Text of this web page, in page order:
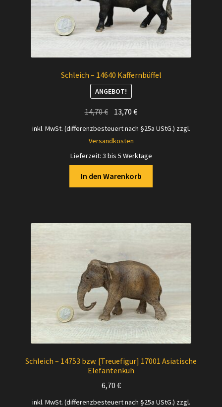
Schleich – 14640 Kaffernbüffel
ANGEBOT!
14,70€ Ursprünglicher
war:
13,70€Aktueller
inkl. MwSt. (differenzbesteuert nach §25a UStG.) zzgl.
Versandkosten
Lieferzeit: 3 bis 5 Werktage
In den Warenkorb
Schleich – 14753 bzw. [Treuefigur] 17001 Asiatische
Elefantenkuh
6,70 €
inkl. MwSt. (differenzbesteuert nach §25a UStG.) zzgl.